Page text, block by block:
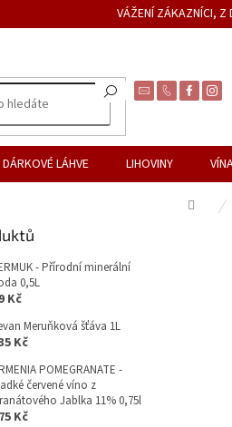
VÁŽENÍ ZÁKAZNÍCI, Z
DÁRKOVÉ LÁHVE LIHOVINY
Domů
- Přírodní minerální
0,5L
Kč
Meruňková šťáva 1L
Kč
POMEGRANATE -
červené víno z
Jablka 11% 0,75l
Kč